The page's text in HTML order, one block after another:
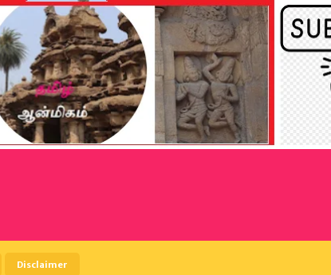
Disclaimer